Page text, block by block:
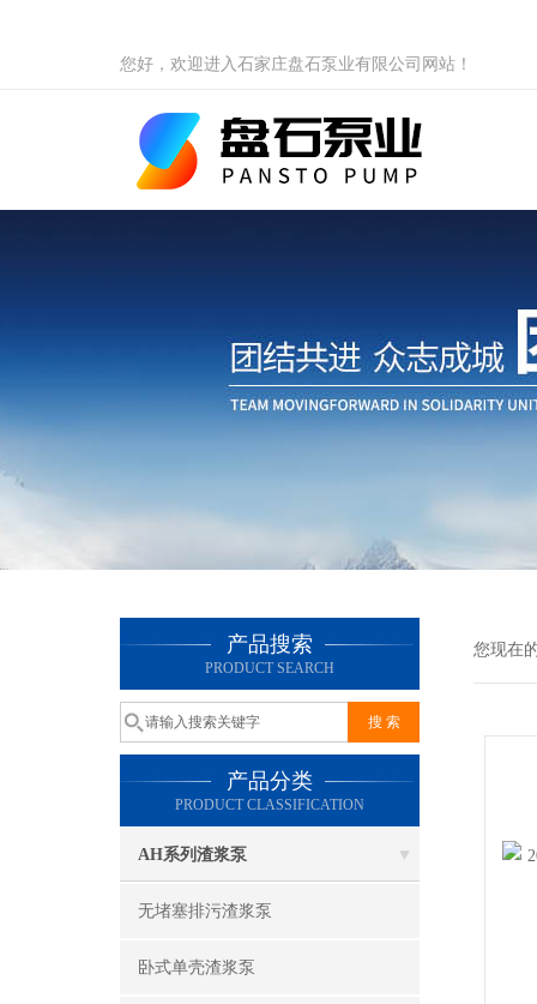
您好，欢迎进入石家庄盘石泵业有限公司网站！
产品搜索
PRODUCT SEARCH
产品分类
PRODUCT CLASSIFICATION
AH系列渣浆泵
无堵塞排污渣浆泵
卧式单壳渣浆泵
您现在